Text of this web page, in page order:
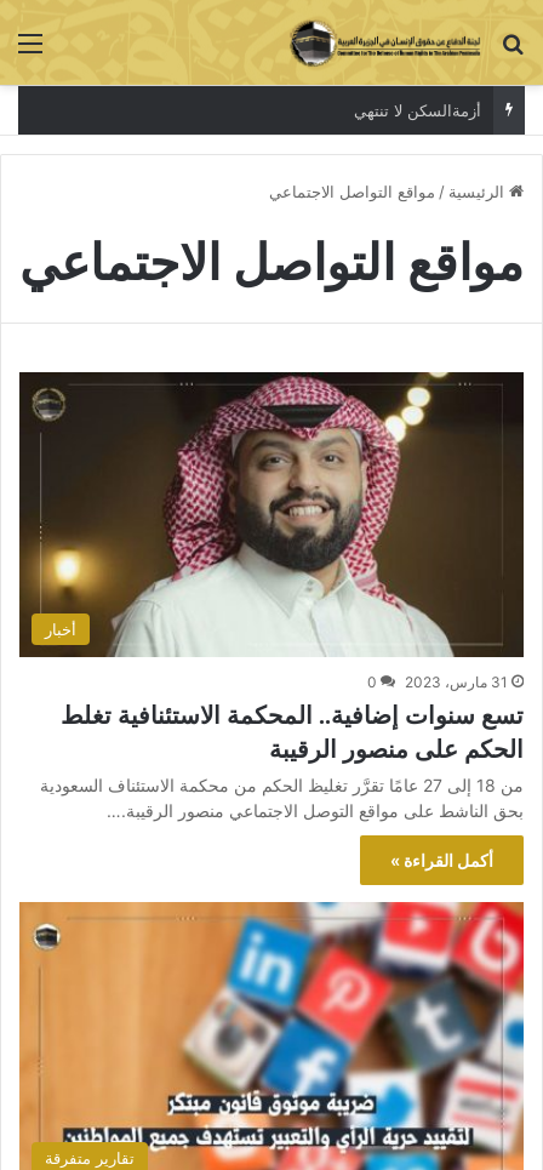
بحث عن
أزمةالسكن لا تنتهي
الرئيسية / مواقع التواصل الاجتماعي
مواقع التواصل الاجتماعي
أخبار
31 مارس، 2023 0
تسع سنوات إضافية.. المحكمة الاستئنافية تغلط
الحكم على منصور الرقيبة
من 18 إلى 27 عامًا تقرَّر تغليظ الحكم من محكمة الاستئناف السعودية
بحق الناشط على مواقع التوصل الاجتماعي منصور الرقيبة.…
أكمل القراءة »
تقارير متفرقة